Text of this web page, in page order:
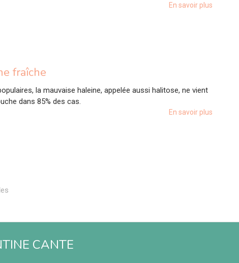
En savoir plus
fraîche
la mauvaise haleine, appelée aussi halitose, ne vient
dans 85% des cas.
En savoir plus
CANTE